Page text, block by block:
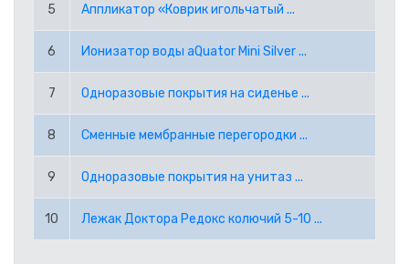
RON РУМЫНСКИЙ ЛЕЙ
RUB РОССИЙСКИЙ РУБЛЬ
TRY ТУРЕЦКАЯ ЛИРА
USD АМЕРИКАНСКИЙ ДОЛЛАР
5 Аппликатор «Коврик игольчатый ...
6 Ионизатор воды aQuator Mini Silver ...
7 Одноразовые покрытия на сиденье ...
8 Сменные мембранные перегородки ...
9 Одноразовые покрытия на унитаз ...
10 Лежак Доктора Редокс колючий 5-10 ...